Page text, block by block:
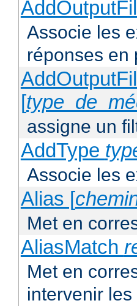
Associe les
réponses en
[
assigne un
AddType
Associe les
Alias [
Met en
AliasMatch
Met en
intervenir